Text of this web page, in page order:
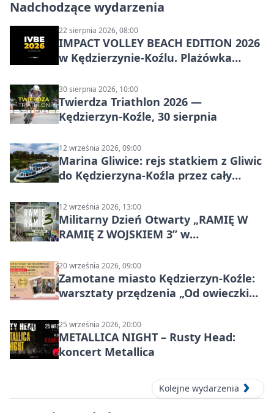
Nadchodzące wydarzenia
22 sierpnia 2026, 08:00
IMPACT VOLLEY BEACH EDITION 2026
w Kędzierzynie-Koźlu. Plażówka
30 sierpnia 2026, 10:00
Twierdza Triathlon 2026 —
Kędzierzyn-Koźle, 30 sierpnia
12 września 2026, 09:00
Marina Gliwice: rejs statkiem z Gliwic
do Kędzierzyna-Koźla przez cały
12 września 2026, 13:00
Militarny Dzień Otwarty „RAMIĘ W
RAMIĘ Z WOJSKIEM 3” w
20 września 2026, 09:00
Zamotane miasto Kędzierzyn-Koźle:
warsztaty przędzenia „Od owieczki
25 września 2026, 20:00
METALLICA NIGHT – Rusty Head:
koncert Metallica
Kolejne wydarzenia